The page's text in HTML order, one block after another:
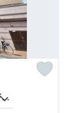
カワデンセントリックハイツ(遠里小野小学校区)